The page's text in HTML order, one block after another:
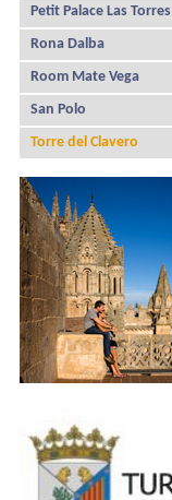
Petit Palace Las Torres
Rona Dalba
Room Mate Vega
San Polo
Torre del Clavero